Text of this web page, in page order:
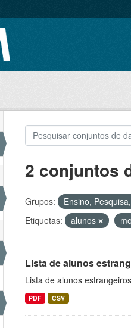
2 conjuntos
Grupos:
Ensino,
Etiquetas:
alunos
Lista de alunos
Lista de alunos
PDF CSV